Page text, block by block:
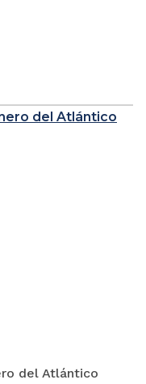
del Atlántico
del Atlántico